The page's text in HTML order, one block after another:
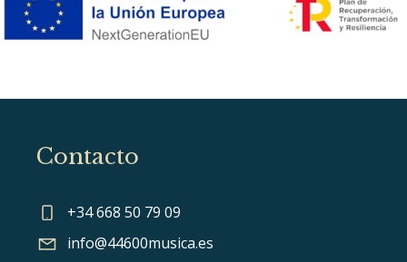
Contacto
+34 668 50 79 09
info@44600musica.es